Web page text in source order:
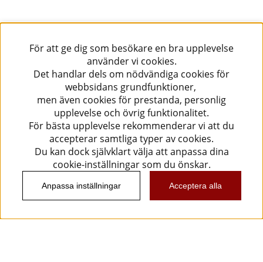
För att ge dig som besökare en bra upplevelse
använder vi cookies.
Det handlar dels om nödvändiga cookies för
webbsidans grundfunktioner,
men även cookies för prestanda, personlig
upplevelse och övrig funktionalitet.
För bästa upplevelse rekommenderar vi att du
accepterar samtliga typer av cookies.
Du kan dock självklart välja att anpassa dina
cookie-inställningar som du önskar.
Anpassa inställningar Acceptera alla